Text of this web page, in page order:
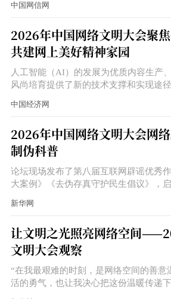
理体系、发挥主流媒体舆论引导作用、
中国网信网
2026年中国网络文明大会聚
共建网上美好精神家园
人工智能（AI）的发展为优质内容生产
风尚培育提供了新的技术支撑和实现途
有效应对。
中国经济网
2026年中国网络文明大会网
制伪科普
论坛现场发布了第八届互联网辟谣优秀
大案例》《去伪存真守护民生倡议》，
新华网
让文明之光照亮网络空间
文明大会观察
“在我最艰难的时刻，是网络空间的善意
活的勇气，也让我决心把这份温暖传递